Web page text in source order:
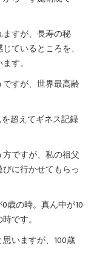
すが、長寿の秘
ているところを、
す。
すが、世界最高齢
超えてギネス記録
ですが、私の祖父
に行かせてもらっ
歳の時。真ん中が10
です。
いますが、100歳